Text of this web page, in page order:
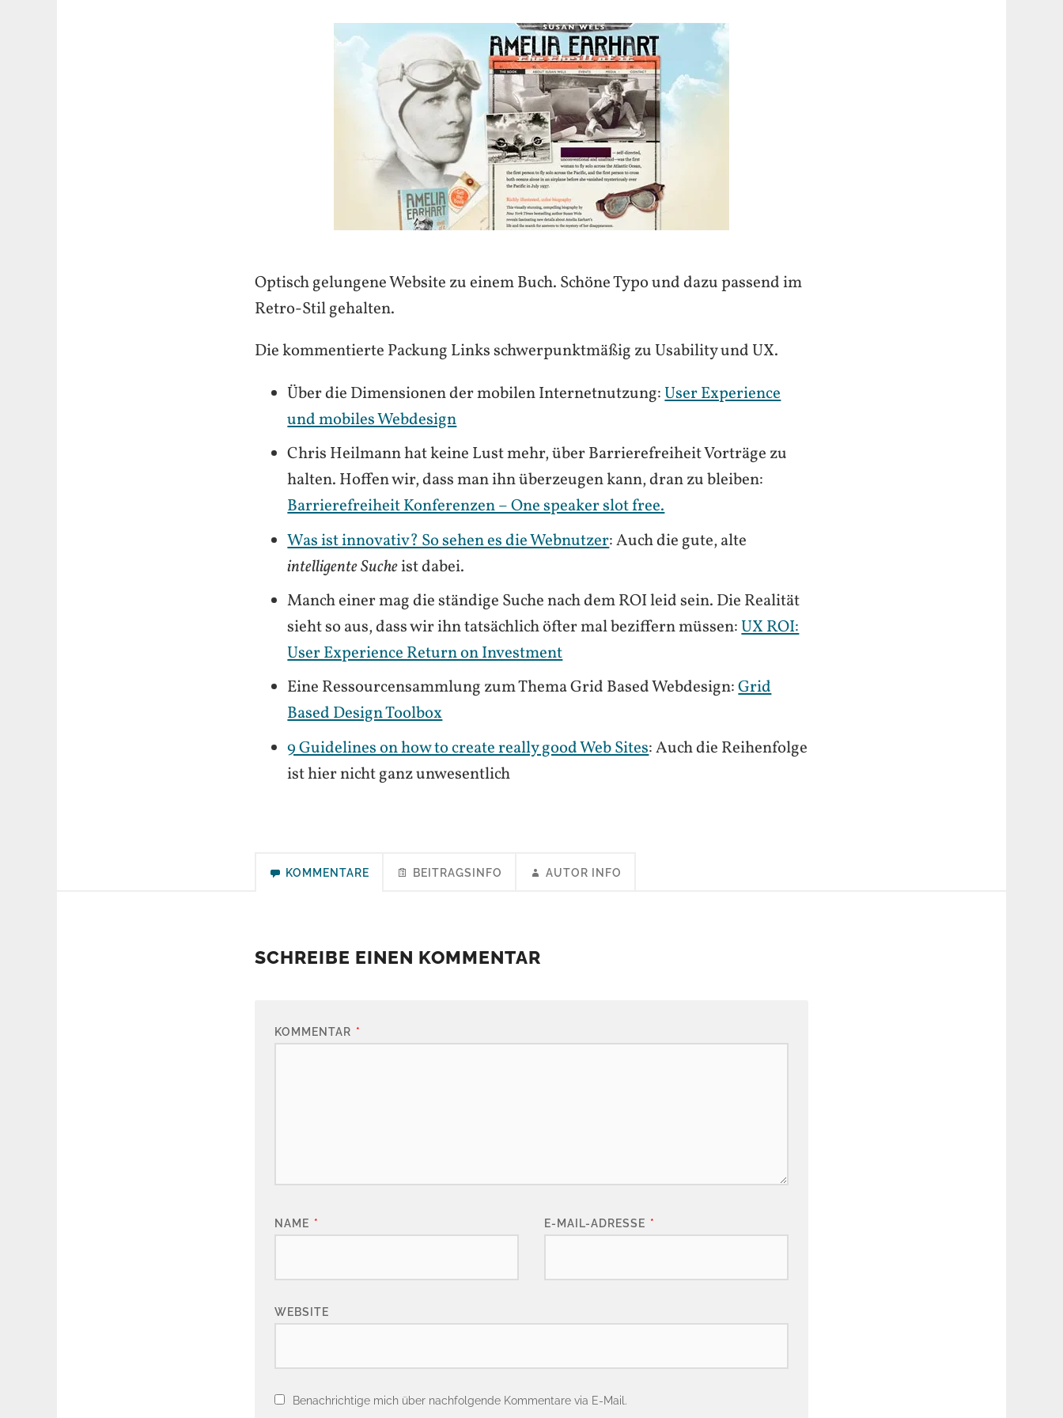
Optisch gelungene Website zu einem Buch. Schöne Typo und dazu passend im
Retro-Stil gehalten.
Die kommentierte Packung Links schwerpunktmäßig zu Usability und UX.
Über die Dimensionen der mobilen Internetnutzung:User Experience
und mobiles Webdesign
Chris Heilmann hat keine Lust mehr, über Barrierefreiheit Vorträge zu
halten. Hoffen wir, dass man ihn überzeugen kann, dran zu bleiben:
Barrierefreiheit Konferenzen – One speaker slot free.
Was ist innovativ? So sehen es die Webnutzer: Auch die gute, alte
intelligente Sucheist dabei.
Manch einer mag die ständige Suche nach dem ROI leid sein. Die Realität
sieht so aus, dass wir ihn tatsächlich öfter mal beziffern müssen:UX ROI:
User Experience Return on Investment
Eine Ressourcensammlung zum Thema Grid Based Webdesign:Grid
Based Design Toolbox
9 Guidelines on how to create really good Web Sites: Auch die Reihenfolge
ist hier nicht ganz unwesentlich
KOMMENTARE BEITRAGSINFO AUTOR INFO
SCHREIBE EINEN KOMMENTAR
KOMMENTAR *
NAME * E-MAIL-ADRESSE *
WEBSITE
Benachrichtige mich über nachfolgende Kommentare via E-Mail.